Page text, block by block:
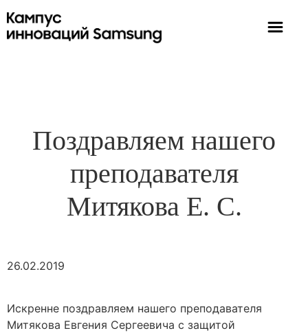
Поздравляем нашего
преподавателя
Митякова Е. С.
26.02.2019
Искренне поздравляем нашего преподавателя
Митякова Евгения Сергеевича с защитой